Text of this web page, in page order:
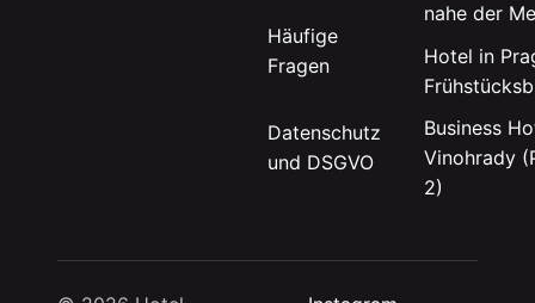
Häufige
Fragen
Datenschutz
und DSGVO
nahe der
Hotel in
Business
Vinohrady
2)